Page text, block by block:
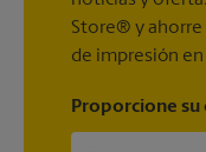
Store® y ahorre
de impresión en
Proporcione